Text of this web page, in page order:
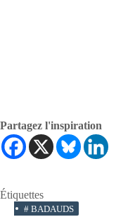
Partagez l'inspiration
Étiquettes
# BADAUDS